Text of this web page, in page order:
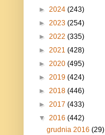
► 2024 (243)
► 2023 (254)
► 2022 (335)
► 2021 (428)
► 2020 (495)
► 2019 (424)
► 2018 (446)
► 2017 (433)
▼ 2016 (442)
grudnia 2016(29)